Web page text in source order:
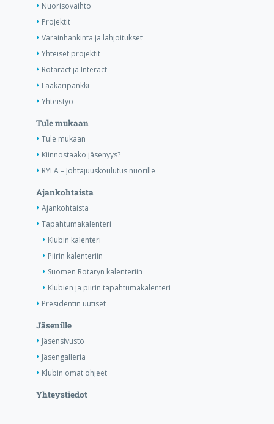
Nuorisovaihto
Projektit
Varainhankinta ja lahjoitukset
Yhteiset projektit
Rotaract ja Interact
Lääkäripankki
Yhteistyö
Tule mukaan
Tule mukaan
Kiinnostaako jäsenyys?
RYLA – Johtajuuskoulutus nuorille
Ajankohtaista
Ajankohtaista
Tapahtumakalenteri
Klubin kalenteri
Piirin kalenteriin
Suomen Rotaryn kalenteriin
Klubien ja piirin tapahtumakalenteri
Presidentin uutiset
Jäsenille
Jäsensivusto
Jäsengalleria
Klubin omat ohjeet
Yhteystiedot